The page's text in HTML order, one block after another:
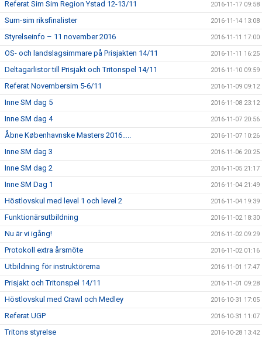
Referat Sim Sim Region Ystad 12-13/11 2016-11-17 09:58
Sum-sim riksfinalister 2016-11-14 13:08
Styrelseinfo – 11 november 2016 2016-11-11 17:00
OS- och landslagsimmare på Prisjakten 14/11 2016-11-11 16:25
Deltagarlistor till Prisjakt och Tritonspel 14/11 2016-11-10 09:59
Referat Novembersim 5-6/11 2016-11-09 09:12
Inne SM dag 5 2016-11-08 23:12
Inne SM dag 4 2016-11-07 20:56
Åbne Københavnske Masters 2016….. 2016-11-07 10:26
Inne SM dag 3 2016-11-06 20:25
Inne SM dag 2 2016-11-05 21:17
Inne SM Dag 1 2016-11-04 21:49
Höstlovskul med level 1 och level 2 2016-11-04 19:39
Funktionärsutbildning 2016-11-02 18:30
Nu är vi igång! 2016-11-02 09:29
Protokoll extra årsmöte 2016-11-02 01:16
Utbildning för instruktörerna 2016-11-01 17:47
Prisjakt och Tritonspel 14/11 2016-11-01 09:28
Höstlovskul med Crawl och Medley 2016-10-31 17:05
Referat UGP 2016-10-31 11:07
Tritons styrelse 2016-10-28 13:42